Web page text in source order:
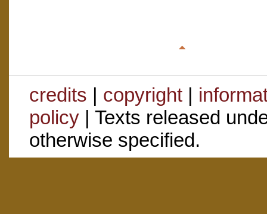
credits | copyright|
policy| Texts released
otherwise specified.